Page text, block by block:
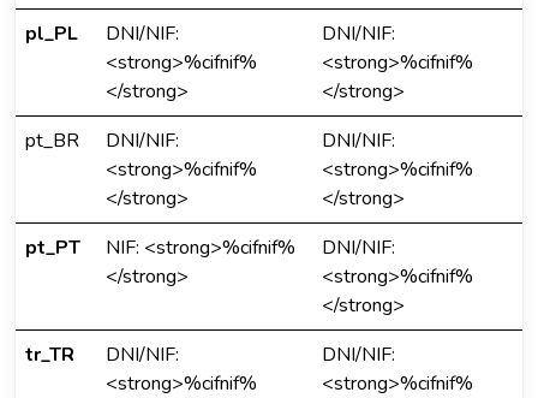
pl_PL
DNI/NIF:
<strong>%cifnif%
</strong>
DNI/NIF:
<strong>%cifnif%
</strong>
pt_BR
DNI/NIF:
<strong>%cifnif%
</strong>
DNI/NIF:
<strong>%cifnif%
</strong>
pt_PT
NIF: <strong>%cifnif%
</strong>
DNI/NIF:
<strong>%cifnif%
</strong>
tr_TR
DNI/NIF:
<strong>%cifnif%
DNI/NIF:
<strong>%cifnif%